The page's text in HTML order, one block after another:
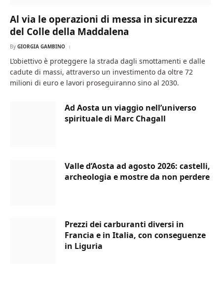
Al via le operazioni di messa in sicurezza
del Colle della Maddalena
By GIORGIA GAMBINO
L’obiettivo è proteggere la strada dagli smottamenti e dalle
cadute di massi, attraverso un investimento da oltre 72
milioni di euro e lavori proseguiranno sino al 2030.
Ad Aosta un viaggio nell’universo
spirituale di Marc Chagall
Valle d’Aosta ad agosto 2026: castelli,
archeologia e mostre da non perdere
Prezzi dei carburanti diversi in
Francia e in Italia, con conseguenze
in Liguria